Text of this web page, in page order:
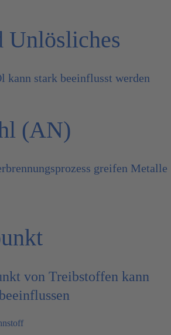
Unlösliches
kann stark beeinflusst werden
(AN)
greifen Metalle
von Treibstoffen kann